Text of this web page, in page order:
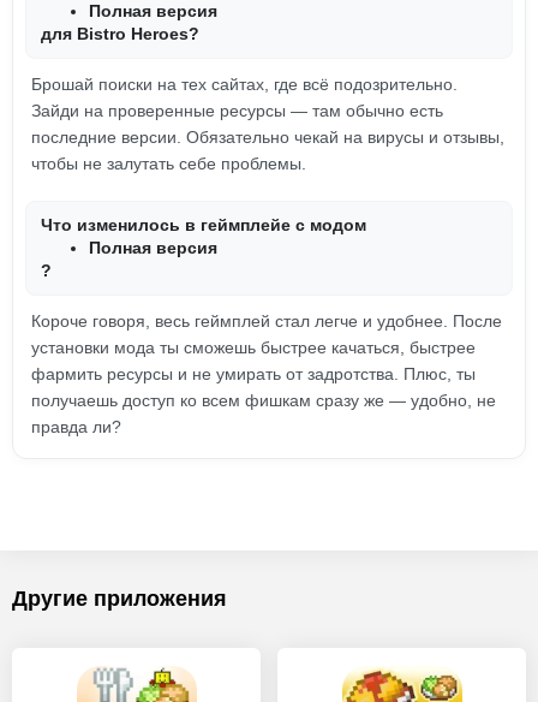
Полная версия
для Bistro Heroes?
Брошай поиски на тех сайтах, где всё подозрительно.
Зайди на проверенные ресурсы — там обычно есть
последние версии. Обязательно чекай на вирусы и отзывы,
чтобы не залутать себе проблемы.
Что изменилось в геймплейе с модом
Полная версия
?
Короче говоря, весь геймплей стал легче и удобнее. После
установки мода ты сможешь быстрее качаться, быстрее
фармить ресурсы и не умирать от задротства. Плюс, ты
получаешь доступ ко всем фишкам сразу же — удобно, не
правда ли?
Другие приложения